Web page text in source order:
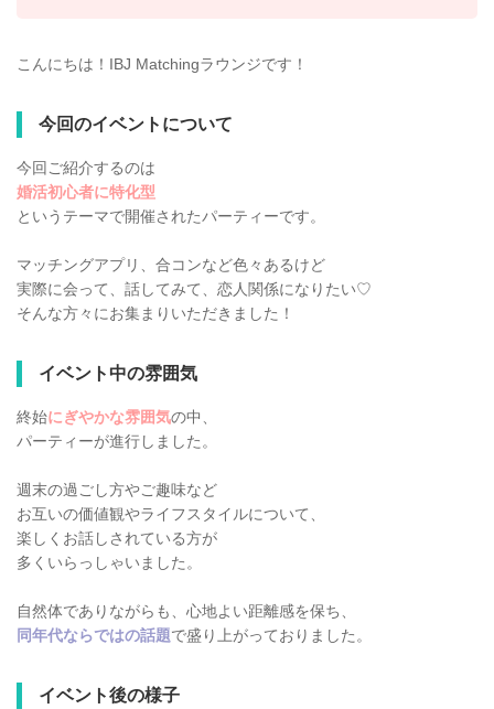
こんにちは！IBJ Matchingラウンジです！
今回のイベントについて
今回ご紹介するのは
婚活初心者に特化型
というテーマで開催されたパーティーです。
マッチングアプリ、合コンなど色々あるけど
実際に会って、話してみて、恋人関係になりたい♡
そんな方々にお集まりいただきました！
イベント中の雰囲気
終始にぎやかな雰囲気の中、
パーティーが進行しました。
週末の過ごし方やご趣味など
お互いの価値観やライフスタイルについて、
楽しくお話しされている方が
多くいらっしゃいました。
自然体でありながらも、心地よい距離感を保ち、
同年代ならではの話題で盛り上がっておりました。
イベント後の様子